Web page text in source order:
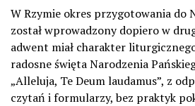
W Rzymie okres przygotowania do
został wprowadzony dopiero w
adwent miał charakter
radosne święta Narodzenia
„Alleluja, Te Deum laudamus”, z
czytań i formularzy, bez praktyk